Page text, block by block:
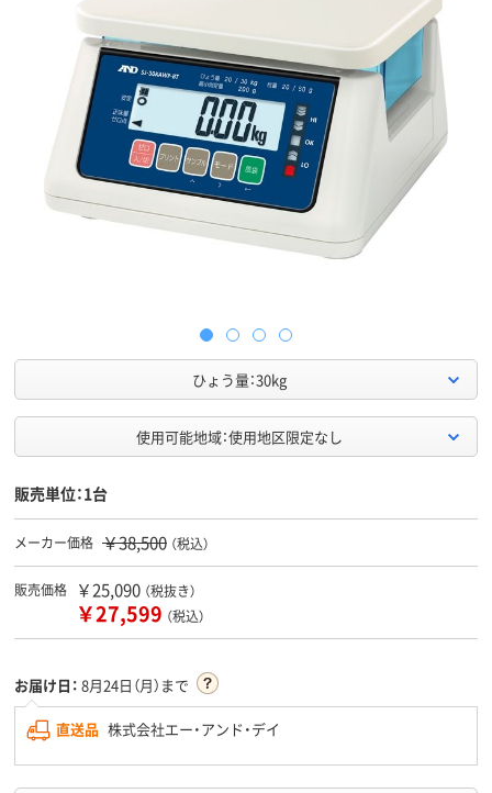
ひょう量：30kg
使用可能地域：使用地区限定なし
販売単位：1台
メーカー価格 ￥38,500 （税込）
販売価格 ￥25,090 （税抜き）
￥27,599 （税込）
お届け日： 8月24日（月）まで
直送品 株式会社エー・アンド・デイ